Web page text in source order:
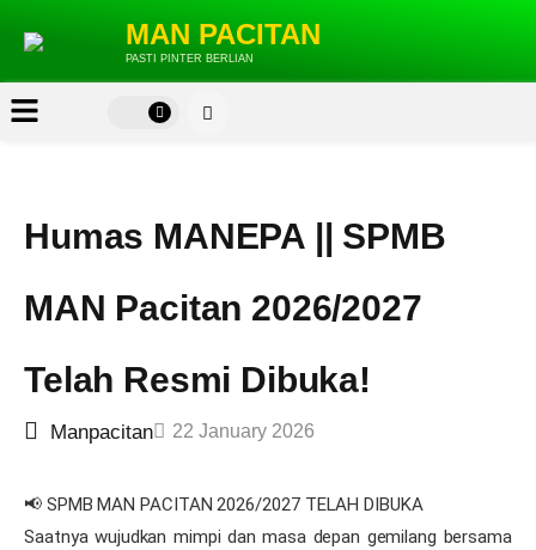
MAN PACITAN
PASTI PINTER BERLIAN
Humas MANEPA || SPMB
MAN Pacitan 2026/2027
Telah Resmi Dibuka!
Manpacitan 22 January 2026
📢 SPMB MAN PACITAN 2026/2027 TELAH DIBUKA
Saatnya wujudkan mimpi dan masa depan gemilang bersama